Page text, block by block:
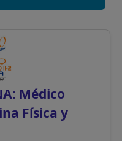
Médico
Física y